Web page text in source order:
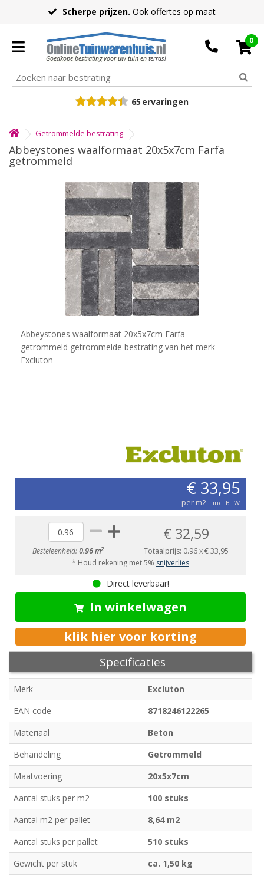
Scherpe prijzen. Ook offertes op maat
Goedkope bestrating voor uw tuin en terras!
0
65 ervaringen
Getrommelde bestrating
Abbeystones waalformaat 20x5x7cm Farfa
getrommeld
Abbeystones waalformaat 20x5x7cm Farfa
getrommeld getrommelde bestrating van het merk
Excluton
€ 33,95
per m2 incl BTW
Besteleenheid:0.96 m2
€ 32,59
Totaalprijs: 0.96x€ 33,95
* Houd rekening met 5% snijverlies
Direct leverbaar!
In winkelwagen
klik hier voor korting
Specificaties
Merk
Excluton
EAN code
8718246122265
Materiaal
Beton
Behandeling
Getrommeld
Maatvoering
20x5x7cm
Aantal stuks per m2
100 stuks
Aantal m2 per pallet
8,64 m2
Aantal stuks per pallet
510 stuks
Gewicht per stuk
ca. 1,50 kg